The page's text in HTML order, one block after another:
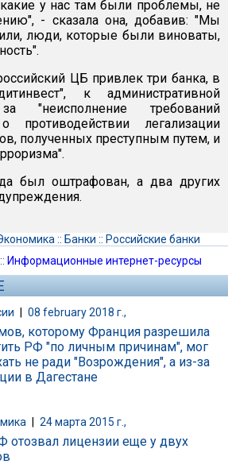
у нас там были проблемы, не
- сказала она, добавив: "Мы
люди, которые были виноваты,
ЦБ привлек три банка, в
к административной
за "неисполнение требований
о противодействии легализации
полученных преступным путем, и
был оштрафован, а два других
:: Банки :: Российские банки
:: Информационные интернет-ресурсы
| 08 february 2018 г.,
которому Франция разрешила
РФ "по личным причинам", мог
не ради "Возрождения", а из-за
в Дагестане
24 марта 2015 г.,
отозвал лицензии еще у двух